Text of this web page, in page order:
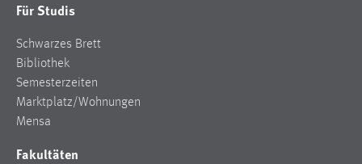
Für Studis
Schwarzes Brett
Bibliothek
Semesterzeiten
Marktplatz/Wohnungen
Mensa
Fakultäten